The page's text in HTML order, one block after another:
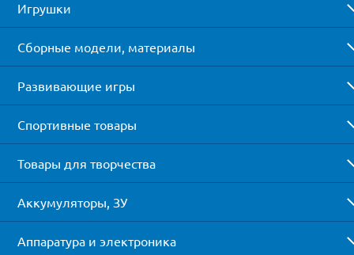
Игрушки
Сборные модели, материалы
Развивающие игры
Спортивные товары
Товары для творчества
Аккумуляторы, ЗУ
Аппаратура и электроника